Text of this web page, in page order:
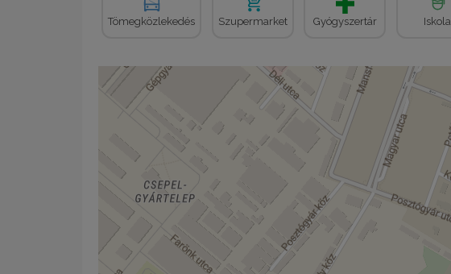
Tömegközlekedés Szupermarket Gyógyszertár Iskola